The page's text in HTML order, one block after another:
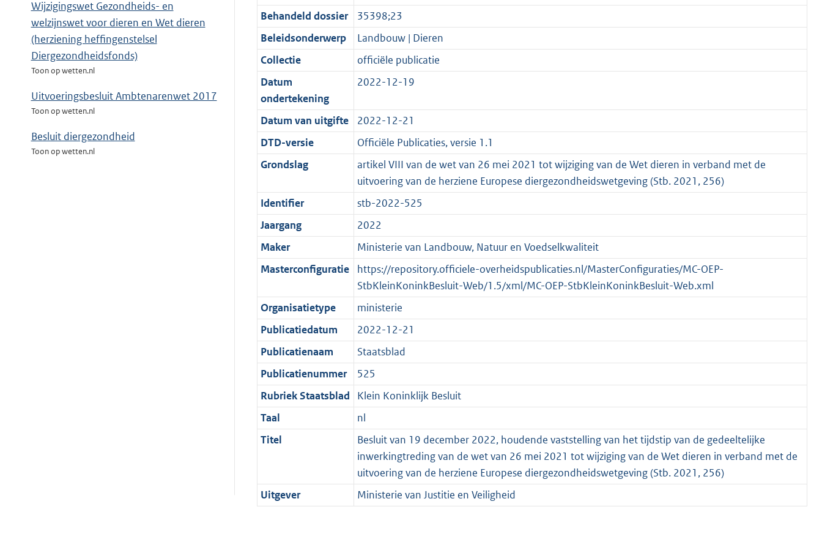
Wijzigingswet Gezondheids- en
welzijnswet voor dieren en Wet dieren
(herziening heffingenstelsel
Diergezondheidsfonds)
Toon op wetten.nl
Uitvoeringsbesluit Ambtenarenwet 2017
Toon op wetten.nl
Besluit diergezondheid
Toon op wetten.nl
i
e
i
n
f
o
r
m
a
a
t
4
4
K
b
t
i
e
i
n
f
o
r
m
a
a
:
1
7
K
b
a
t
i
e
i
n
f
o
r
m
a
t
e
:
7
K
b
c
a
t
i
e
i
n
f
o
r
m
a
t
t
e
:
1
1
b
s
g
r
o
o
t
e
:
2
K
b
s
g
r
o
t
t
e
2
K
b
Behandeld dossier
35398;23
Beleidsonderwerp
Landbouw | Dieren
Collectie
officiële publicatie
Datum
ondertekening
2022-12-19
Datum van uitgifte
2022-12-21
DTD-versie
Officiële Publicaties, versie 1.1
Grondslag
artikel VIII van de wet van 26 mei 2021 tot wijziging van de Wet dieren in verband met de
uitvoering van de herziene Europese diergezondheidswetgeving (Stb. 2021, 256)
Identifier
stb-2022-525
Jaargang
2022
Maker
Ministerie van Landbouw, Natuur en Voedselkwaliteit
Masterconfiguratie
https://repository.officiele-overheidspublicaties.nl/MasterConfiguraties/MC-OEP-
StbKleinKoninkBesluit-Web/1.5/xml/MC-OEP-StbKleinKoninkBesluit-Web.xml
Organisatietype
ministerie
Publicatiedatum
2022-12-21
Publicatienaam
Staatsblad
Publicatienummer
525
Rubriek Staatsblad
Klein Koninklijk Besluit
Taal
nl
Titel
Besluit van 19 december 2022, houdende vaststelling van het tijdstip van de gedeeltelijke
inwerkingtreding van de wet van 26 mei 2021 tot wijziging van de Wet dieren in verband met de
uitvoering van de herziene Europese diergezondheidswetgeving (Stb. 2021, 256)
Uitgever
Ministerie van Justitie en Veiligheid